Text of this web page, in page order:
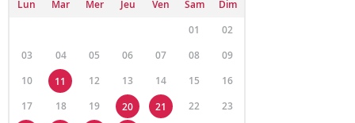
Lun Mar Mer Jeu Ven Sam
Dim
01
02
03
04 05 06 07 08
09
10
11 12 13 14 15
16
17
18 19 20 21 22
23